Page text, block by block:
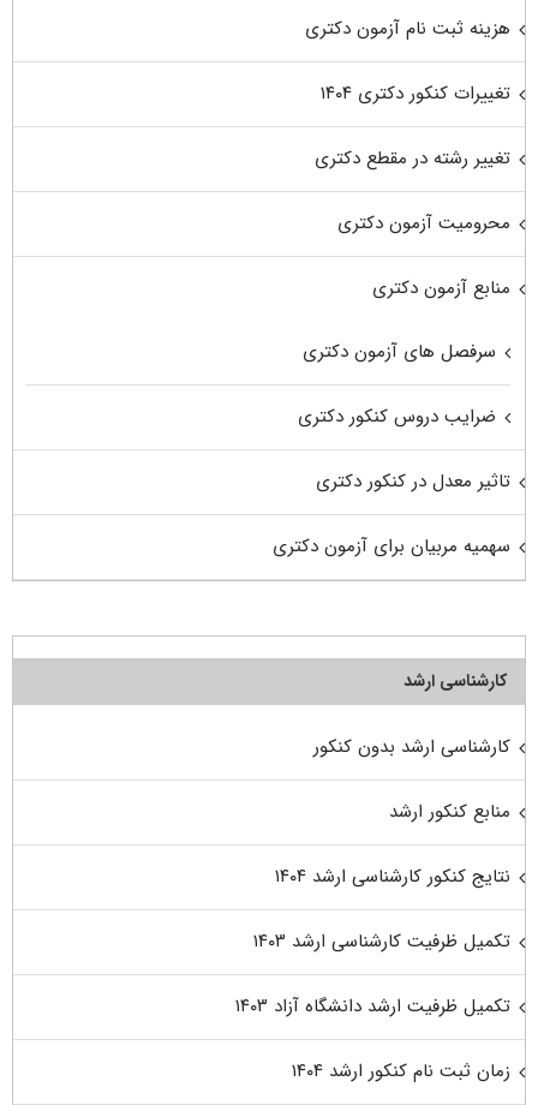
هزینه ثبت نام آزمون دکتری
تغییرات کنکور دکتری ۱۴۰۴
تغییر رشته در مقطع دکتری
محرومیت آزمون دکتری
منابع آزمون دکتری
سرفصل های آزمون دکتری
ضرایب دروس کنکور دکتری
تاثیر معدل در کنکور دکتری
سهمیه مربیان برای آزمون دکتری
کارشناسی ارشد
کارشناسی ارشد بدون کنکور
منابع کنکور ارشد
نتایج کنکور کارشناسی ارشد ۱۴۰۴
تکمیل ظرفیت کارشناسی ارشد ۱۴۰۳
تکمیل ظرفیت ارشد دانشگاه آزاد ۱۴۰۳
زمان ثبت نام کنکور ارشد ۱۴۰۴